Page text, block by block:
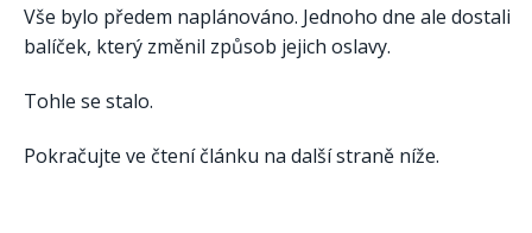
Vše bylo předem naplánováno. Jednoho dne ale dostali
balíček, který změnil způsob jejich oslavy.
Tohle se stalo.
Pokračujte ve čtení článku na další straně níže.